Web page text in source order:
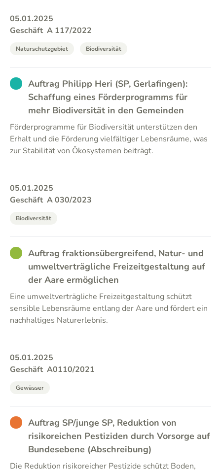
05.01.2025
Geschäft A 117/2022
Naturschutzgebiet Biodiversität
EXCUSED
Auftrag Philipp Heri (SP, Gerlafingen):
Schaffung eines Förderprogramms für
mehr Biodiversität in den Gemeinden
Förderprogramme für Biodiversität unterstützen den
Erhalt und die Förderung vielfältiger Lebensräume, was
zur Stabilität von Ökosystemen beiträgt.
05.01.2025
Geschäft A 030/2023
Biodiversität
GOODAuftrag fraktionsübergreifend, Natur- und
umweltverträgliche Freizeitgestaltung auf
der Aare ermöglichen
Eine umweltverträgliche Freizeitgestaltung schützt
sensible Lebensräume entlang der Aare und fördert ein
nachhaltiges Naturerlebnis.
05.01.2025
Geschäft A0110/2021
Gewässer
BADAuftrag SP/junge SP, Reduktion von
risikoreichen Pestiziden durch Vorsorge auf
Bundesebene (Abschreibung)
Die Reduktion risikoreicher Pestizide schützt Boden,